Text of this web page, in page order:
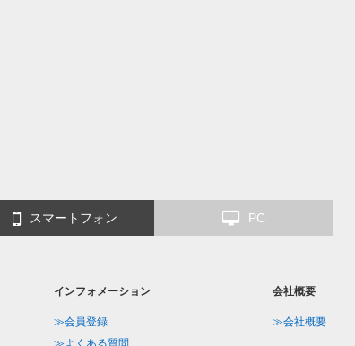
スマートフォン PC
インフォメーション
≫会員登録
≫よくある質問
会社概要
≫会社概要